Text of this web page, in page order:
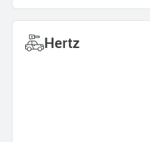
Hertz